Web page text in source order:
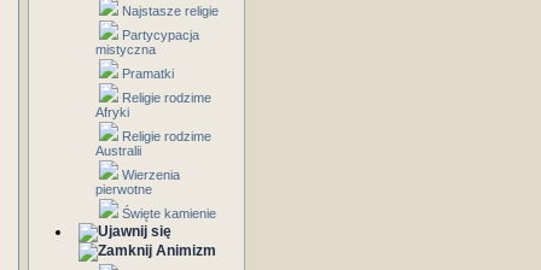
Najstasze religie
Partycypacja
mistyczna
Pramatki
Religie rodzime
Afryki
Religie rodzime
Australii
Wierzenia
pierwotne
Święte kamienie
Animizm